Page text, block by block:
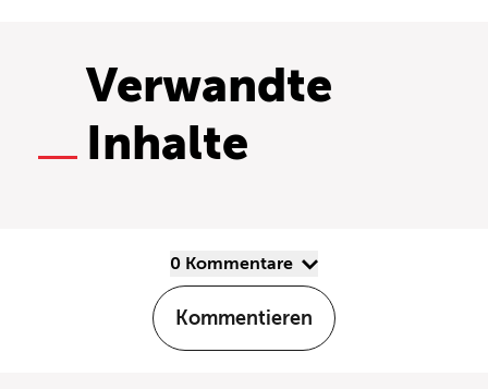
Verwandte
Inhalte
0 Kommentare
Kommentieren